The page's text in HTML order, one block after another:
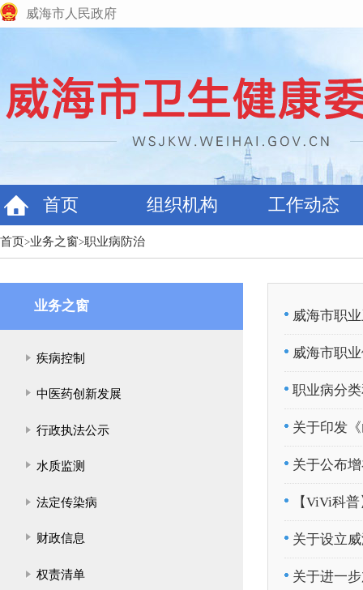
威海市人民政府
首页 组织机构 工作动态
首页>业务之窗>职业病防治
业务之窗
疾病控制
中医药创新发展
行政执法公示
水质监测
法定传染病
财政信息
权责清单
威海市职
威海市职
职业病分
关于印发
关于公布
【ViVi科
关于设立
关于进一